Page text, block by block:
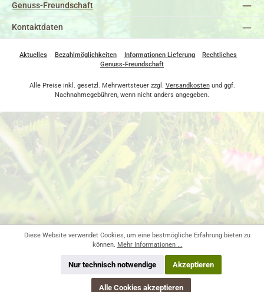
Genuss-Freundschaft
Kontaktdaten
Aktuelles Bezahlmöglichkeiten Informationen Lieferung
Rechtliches
Genuss-Freundschaft
Alle Preise inkl. gesetzl. Mehrwertsteuer zzgl. Versandkostenund ggf.
Nachnahmegebühren, wenn nicht anders angegeben.
Diese Website verwendet Cookies, um eine bestmögliche Erfahrung bieten zu
können. Mehr Informationen ...
Nur technisch notwendige Akzeptieren
Alle Cookies akzeptieren